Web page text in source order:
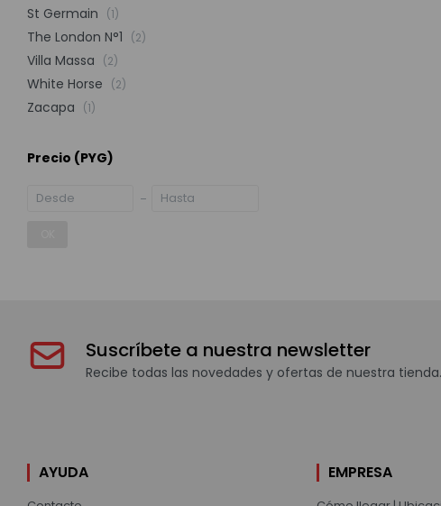
St Germain (1)
The London N°1 (2)
Villa Massa (2)
White Horse (2)
Zacapa (1)
Precio (PYG)
Suscríbete a nuestra newsletter
Recibe todas las novedades y ofertas de nuestra tienda.
AYUDA EMPRESA